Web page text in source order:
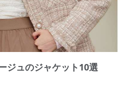
ジュのジャケット10選